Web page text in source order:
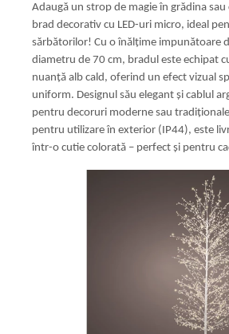
Adaugă un strop de magie în grădina sau
brad decorativ cu LED-uri micro, ideal
sărbătorilor! Cu o înălțime impunătoare
diametru de 70 cm, bradul este echipat
nuanță alb cald, oferind un efect vizual
uniform. Designul său elegant și cablul
pentru decoruri moderne sau
pentru utilizare în exterior (IP44), este
într-o cutie colorată – perfect și pentru